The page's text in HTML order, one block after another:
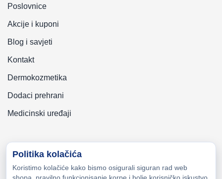
Poslovnice
Akcije i kuponi
Blog i savjeti
Kontakt
Dermokozmetika
Dodaci prehrani
Medicinski uređaji
Copyright © 2026 Zeni-Lijek Apoteka. Sva prava zadržana
Politika kolačića
Koristimo kolačiće kako bismo osigurali siguran rad web